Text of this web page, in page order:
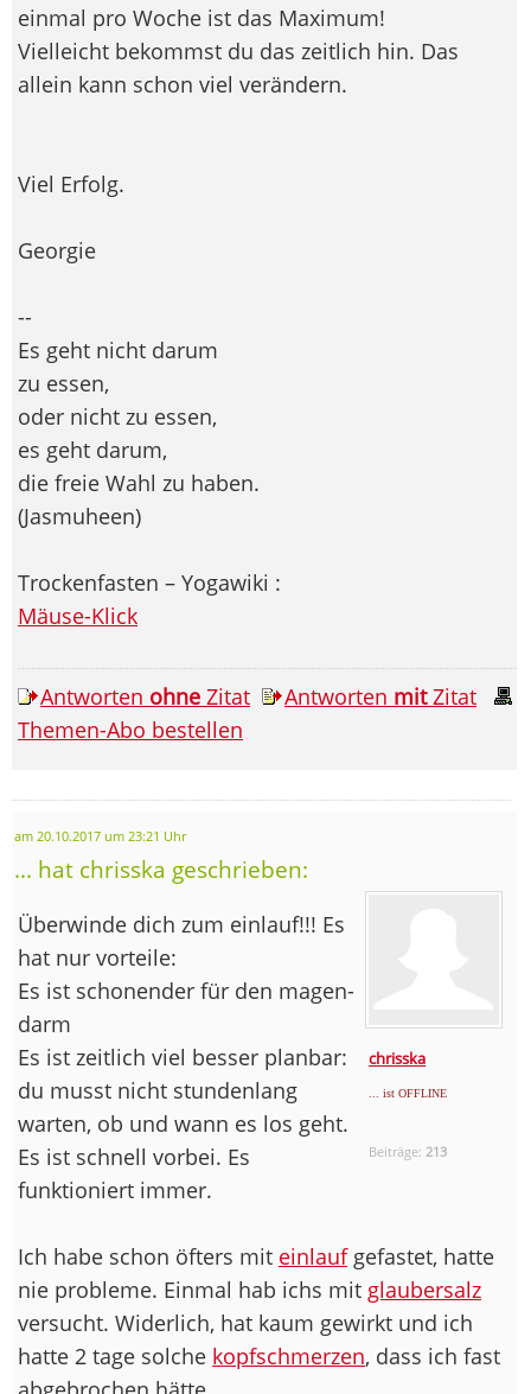
einmal pro Woche ist das Maximum!
Vielleicht bekommst du das zeitlich hin. Das
allein kann schon viel verändern.
Viel Erfolg.
Georgie
--
Es geht nicht darum
zu essen,
oder nicht zu essen,
es geht darum,
die freie Wahl zu haben.
(Jasmuheen)
Trockenfasten – Yogawiki :
Mäuse-Klick
Antworten ohne Zitat Antworten mitZitat
Themen-Abo bestellen
am 20.10.2017 um 23:21 Uhr
... hat chrisska geschrieben:
chrisska
... ist OFFLINE
Beiträge: 213
Überwinde dich zum einlauf!!! Es
hat nur vorteile:
Es ist schonender für den magen-
darm
Es ist zeitlich viel besser planbar:
du musst nicht stundenlang
warten, ob und wann es los geht.
Es ist schnell vorbei. Es
funktioniert immer.
Ich habe schon öfters mit einlaufgefastet, hatte
nie probleme. Einmal hab ichs mit glaubersalz
versucht. Widerlich, hat kaum gewirkt und ich
hatte 2 tage solche kopfschmerzen, dass ich fast